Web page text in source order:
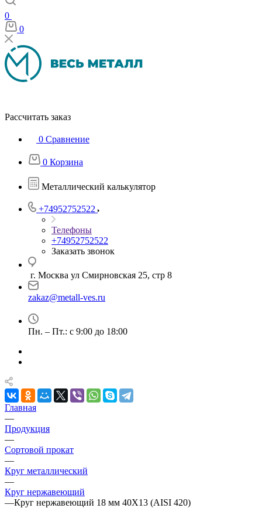
0
0
Рассчитать заказ
0 Сравнение
0 Корзина
Металлический калькулятор
+74952752522
Телефоны
+74952752522
Заказать звонок
г. Москва ул Смирновская 25, стр 8
zakaz@metall-ves.ru
Пн. – Пт.: с 9:00 до 18:00
Главная
—
Продукция
—
Сортовой прокат
—
Круг металлический
—
Круг нержавеющий
—Круг нержавеющий 18 мм 40Х13 (AISI 420)